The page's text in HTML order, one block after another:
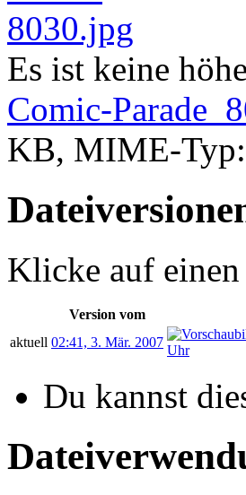
Es ist keine
Comic-
KB, MIME-Typ:
Klicke auf
Version vom
aktuell 02:41, 3. Mär. 2007
Du kannst